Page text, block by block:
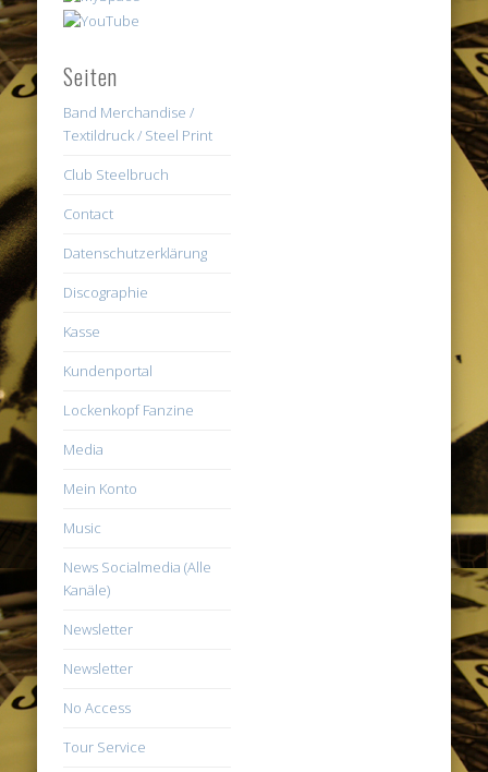
Seiten
Band Merchandise /
Textildruck / Steel Print
Club Steelbruch
Contact
Datenschutzerklärung
Discographie
Kasse
Kundenportal
Lockenkopf Fanzine
Media
Mein Konto
Music
News Socialmedia (Alle
Kanäle)
Newsletter
Newsletter
No Access
Tour Service